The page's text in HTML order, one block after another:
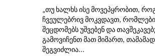
„თუ ხალხს ისე მოვეპყრობით,
ჩვეულებრივ მოკვდავთ,
შეცდომებს უშვებენ და
გამოვიჩენთ მათ მიმართ, თამამად
შეგვიძლია...